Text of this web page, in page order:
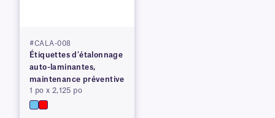
#CALA-008
Étiquettes d'étalonnage
auto-laminantes,
maintenance préventive
1 po x 2,125 po